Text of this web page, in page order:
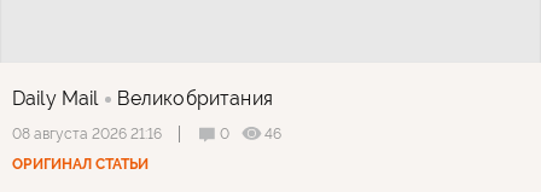
Daily Mail Великобритания
08 августа 2026 21:16 0
46
ОРИГИНАЛ СТАТЬИ